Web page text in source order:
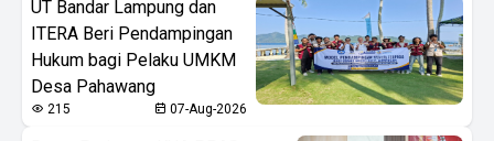
UT Bandar Lampung dan
ITERA Beri Pendampingan
Hukum bagi Pelaku UMKM
Desa Pahawang
215 07-Aug-2026